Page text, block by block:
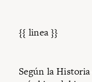
{{ linea }}
Según la